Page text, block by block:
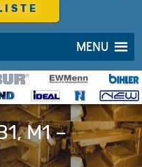
MENU
M1 –